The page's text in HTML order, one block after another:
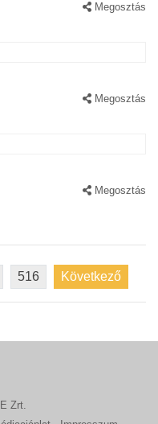
Megosztás
Megosztás
Megosztás
516 Következő
Zrt.